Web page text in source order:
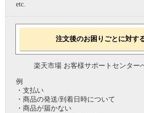
etc.
注文後のお困りごとに対す
楽天市場 お客様サポートセンター
例
・支払い
・商品の発送/到着日時について
・商品が届かない